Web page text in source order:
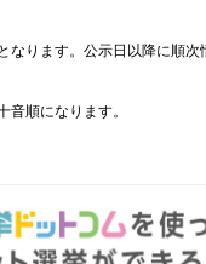
ります。公示日以降に順次
順になります。